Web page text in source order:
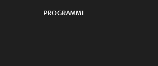
PROGRAMMI